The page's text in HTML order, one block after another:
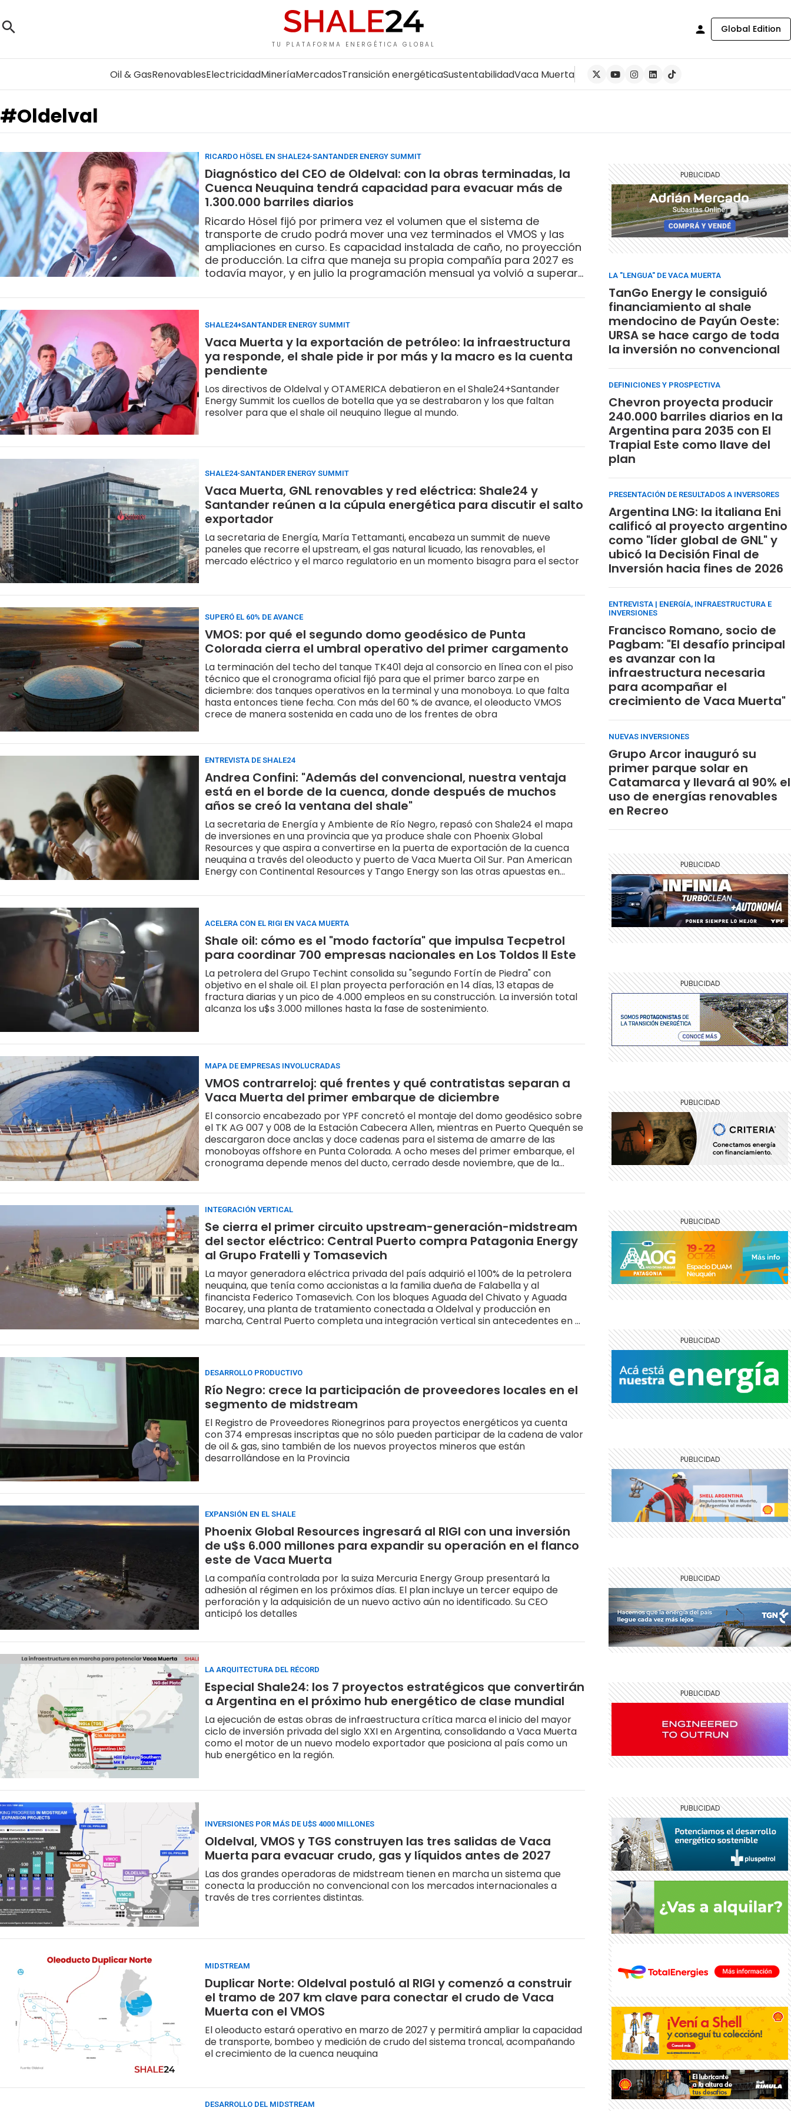
TU PLATAFORMA ENERGÉTICA GLOBAL
Global Edition
Oil & GasRenovablesElectricidadMineríaMercadosTransición energéticaSustentabilidadVaca Muerta
#Oldelval
RICARDO HÖSEL EN SHALE24-SANTANDER ENERGY SUMMIT
Diagnóstico del CEO de Oldelval: con la obras terminadas, la
Cuenca Neuquina tendrá capacidad para evacuar más de
1.300.000 barriles diarios
Ricardo Hösel fijó por primera vez el volumen que el sistema de
transporte de crudo podrá mover una vez terminados el VMOS y las
ampliaciones en curso. Es capacidad instalada de caño, no proyección
de producción. La cifra que maneja su propia compañía para 2027 es
todavía mayor, y en julio la programación mensual ya volvió a superar
SHALE24+SANTANDER ENERGY SUMMIT
Vaca Muerta y la exportación de petróleo: la infraestructura
ya responde, el shale pide ir por más y la macro es la cuenta
pendiente
Los directivos de Oldelval y OTAMERICA debatieron en el Shale24+Santander
Energy Summit los cuellos de botella que ya se destrabaron y los que faltan
resolver para que el shale oil neuquino llegue al mundo.
SHALE24-SANTANDER ENERGY SUMMIT
Vaca Muerta, GNL renovables y red eléctrica: Shale24 y
Santander reúnen a la cúpula energética para discutir el salto
exportador
La secretaria de Energía, María Tettamanti, encabeza un summit de nueve
paneles que recorre el upstream, el gas natural licuado, las renovables, el
mercado eléctrico y el marco regulatorio en un momento bisagra para el sector
SUPERÓ EL 60% DE AVANCE
VMOS: por qué el segundo domo geodésico de Punta
Colorada cierra el umbral operativo del primer cargamento
La terminación del techo del tanque TK401 deja al consorcio en línea con el piso
técnico que el cronograma oficial fijó para que el primer barco zarpe en
diciembre: dos tanques operativos en la terminal y una monoboya. Lo que falta
hasta entonces tiene fecha. Con más del 60 % de avance, el oleoducto VMOS
crece de manera sostenida en cada uno de los frentes de obra
ENTREVISTA DE SHALE24
Andrea Confini: "Además del convencional, nuestra ventaja
está en el borde de la cuenca, donde después de muchos
años se creó la ventana del shale"
La secretaria de Energía y Ambiente de Río Negro, repasó con Shale24 el mapa
de inversiones en una provincia que ya produce shale con Phoenix Global
Resources y que aspira a convertirse en la puerta de exportación de la cuenca
neuquina a través del oleoducto y puerto de Vaca Muerta Oil Sur. Pan American
Energy con Continental Resources y Tango Energy son las otras apuestas en
ACELERA CON EL RIGI EN VACA MUERTA
Shale oil: cómo es el "modo factoría" que impulsa Tecpetrol
para coordinar 700 empresas nacionales en Los Toldos II Este
La petrolera del Grupo Techint consolida su "segundo Fortín de Piedra" con
objetivo en el shale oil. El plan proyecta perforación en 14 días, 13 etapas de
fractura diarias y un pico de 4.000 empleos en su construcción. La inversión total
alcanza los u$s 3.000 millones hasta la fase de sostenimiento.
MAPA DE EMPRESAS INVOLUCRADAS
VMOS contrarreloj: qué frentes y qué contratistas separan a
Vaca Muerta del primer embarque de diciembre
El consorcio encabezado por YPF concretó el montaje del domo geodésico sobre
el TK AG 007 y 008 de la Estación Cabecera Allen, mientras en Puerto Quequén se
descargaron doce anclas y doce cadenas para el sistema de amarre de las
monoboyas offshore en Punta Colorada. A ocho meses del primer embarque, el
cronograma depende menos del ducto, cerrado desde noviembre, que de la
INTEGRACIÓN VERTICAL
Se cierra el primer circuito upstream-generación-midstream
del sector eléctrico: Central Puerto compra Patagonia Energy
al Grupo Fratelli y Tomasevich
La mayor generadora eléctrica privada del país adquirió el 100% de la petrolera
neuquina, que tenía como accionistas a la familia dueña de Falabella y al
financista Federico Tomasevich. Con los bloques Aguada del Chivato y Aguada
Bocarey, una planta de tratamiento conectada a Oldelval y producción en
marcha, Central Puerto completa una integración vertical sin antecedentes en el
DESARROLLO PRODUCTIVO
Río Negro: crece la participación de proveedores locales en el
segmento de midstream
El Registro de Proveedores Rionegrinos para proyectos energéticos ya cuenta
con 374 empresas inscriptas que no sólo pueden participar de la cadena de valor
de oil & gas, sino también de los nuevos proyectos mineros que están
desarrollándose en la Provincia
EXPANSIÓN EN EL SHALE
Phoenix Global Resources ingresará al RIGI con una inversión
de u$s 6.000 millones para expandir su operación en el flanco
este de Vaca Muerta
La compañía controlada por la suiza Mercuria Energy Group presentará la
adhesión al régimen en los próximos días. El plan incluye un tercer equipo de
perforación y la adquisición de un nuevo activo aún no identificado. Su CEO
anticipó los detalles
LA ARQUITECTURA DEL RÉCORD
Especial Shale24: los 7 proyectos estratégicos que convertirán
a Argentina en el próximo hub energético de clase mundial
La ejecución de estas obras de infraestructura crítica marca el inicio del mayor
ciclo de inversión privada del siglo XXI en Argentina, consolidando a Vaca Muerta
como el motor de un nuevo modelo exportador que posiciona al país como un
hub energético en la región.
INVERSIONES POR MÁS DE U$S 4000 MILLONES
Oldelval, VMOS y TGS construyen las tres salidas de Vaca
Muerta para evacuar crudo, gas y líquidos antes de 2027
Las dos grandes operadoras de midstream tienen en marcha un sistema que
conecta la producción no convencional con los mercados internacionales a
través de tres corrientes distintas.
MIDSTREAM
Duplicar Norte: Oldelval postuló al RIGI y comenzó a construir
el tramo de 207 km clave para conectar el crudo de Vaca
Muerta con el VMOS
El oleoducto estará operativo en marzo de 2027 y permitirá ampliar la capacidad
de transporte, bombeo y medición de crudo del sistema troncal, acompañando
el crecimiento de la cuenca neuquina
DESARROLLO DEL MIDSTREAM
LA "LENGUA" DE VACA MUERTA
TanGo Energy le consiguió
financiamiento al shale
mendocino de Payún Oeste:
URSA se hace cargo de toda
la inversión no convencional
DEFINICIONES Y PROSPECTIVA
Chevron proyecta producir
240.000 barriles diarios en la
Argentina para 2035 con El
Trapial Este como llave del
plan
PRESENTACIÓN DE RESULTADOS A INVERSORES
Argentina LNG: la italiana Eni
calificó al proyecto argentino
como "líder global de GNL" y
ubicó la Decisión Final de
Inversión hacia fines de 2026
ENTREVISTA | ENERGÍA, INFRAESTRUCTURA E
INVERSIONES
Francisco Romano, socio de
Pagbam: "El desafío principal
es avanzar con la
infraestructura necesaria
para acompañar el
crecimiento de Vaca Muerta"
NUEVAS INVERSIONES
Grupo Arcor inauguró su
primer parque solar en
Catamarca y llevará al 90% el
uso de energías renovables
en Recreo